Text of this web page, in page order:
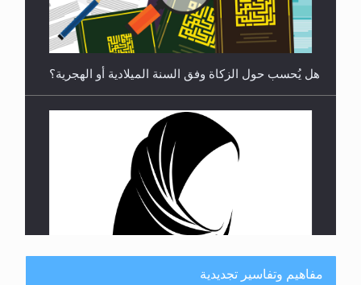
هل يجوز فتح مشروع كوافير نسائي للمحجبات وغير
مفاهيم وتفاسير تجديدية